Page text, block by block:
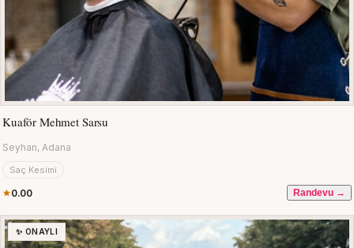
Kuaför Mehmet Sarsu
Seyhan, Adana
Saç Kesimi
0.00 Randevu →
✨ ONAYLI